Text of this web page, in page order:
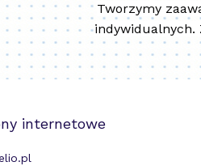
Tworzymy
indywidualnych.
internetowe